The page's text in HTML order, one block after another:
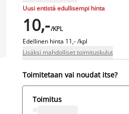
Uusi entistä edullisempi hinta
10,-/KPL
Edellinen hinta 11,- /kpl
Lisäksi mahdolliset toimituskulut
Toimitetaan vai noudat itse?
Toimitus